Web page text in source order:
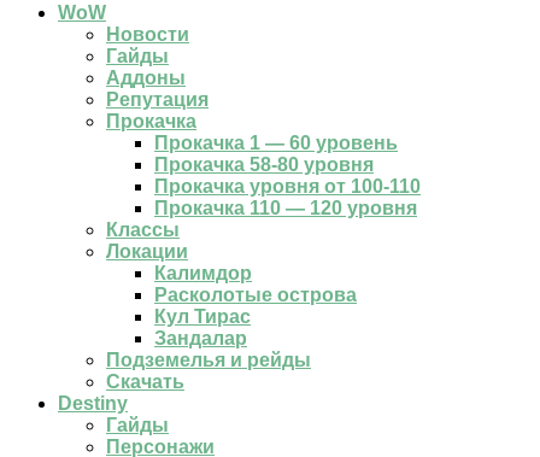
WoW
Новости
Гайды
Аддоны
Репутация
Прокачка
Прокачка 1 — 60 уровень
Прокачка 58-80 уровня
Прокачка уровня от 100-110
Прокачка 110 — 120 уровня
Классы
Локации
Калимдор
Расколотые острова
Кул Тирас
Зандалар
Подземелья и рейды
Скачать
Destiny
Гайды
Персонажи